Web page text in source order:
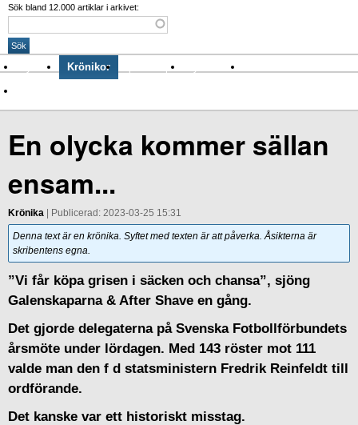
Sök bland 12.000 artiklar i arkivet:
Nyheter Krönikor Sport & spel Nyhetsbrev
En olycka kommer sällan
ensam...
Krönika | Publicerad: 2023-03-25 15:31
Denna text är en krönika. Syftet med texten är att påverka. Åsikterna är
skribentens egna.
”Vi får köpa grisen i säcken och chansa”, sjöng
Galenskaparna & After Shave en gång.
Det gjorde delegaterna på Svenska Fotbollförbundets
årsmöte under lördagen. Med 143 röster mot 111
valde man den f d statsministern Fredrik Reinfeldt till
ordförande.
Det kanske var ett historiskt misstag.